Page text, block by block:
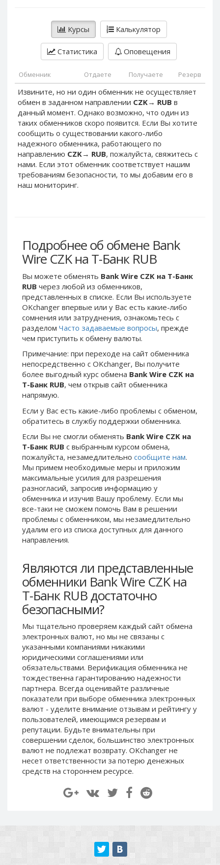
Курсы Калькулятор
Статистика Оповещения
Обменник Отдаете Получаете Резерв
Извините, но ни один обменник не осуществляет
обмен в заданном направлении CZK→ RUB в
данный момент. Однако возможно, что один из
таких обменников скоро появится. Если Вы хотите
сообщить о существовании какого-либо
надежного обменника, работающего по
направлению CZK→ RUB, пожалуйста, свяжитесь с
нами. Если этот обменник соответствует нашим
требованиям безопасности, то мы добавим его в
наш мониторинг.
Подробнее об обмене Bank
Wire CZK на Т-Банк RUB
Вы можете обменять Bank Wire CZK на Т-Банк
RUB через любой из обменников,
представленных в списке. Если Вы используете
OKchanger впервые или у Вас есть какие-либо
сомнения или затруднения, ознакомьтесь с
разделом Часто задаваемые вопросы, прежде
чем приступить к обмену валюты.
Примечание: при переходе на сайт обменника
непосредственно c OKchanger, Вы получите
более выгодный курс обмена Bank Wire CZK на
Т-Банк RUB, чем открыв сайт обменника
напрямую.
Если у Вас есть какие-либо проблемы с обменом,
обратитесь в службу поддержки обменника.
Если Вы не смогли обменять Bank Wire CZK на
Т-Банк RUB с выбранным курсом обмена,
пожалуйста, незамедлительно сообщите нам.
Мы примем необходимые меры и приложим
максимальные усилия для разрешения
разногласий, запросив информацию у
обменника и изучив Вашу проблему. Если мы
все-таки не сможем помочь Вам в решении
проблемы c обменником, мы незамедлительно
удалим его из списка доступных для данного
направления.
Являются ли представленные
обменники Bank Wire CZK на
Т-Банк RUB достаточно
безопасными?
Мы тщательно проверяем каждый сайт обмена
электронных валют, но мы не связаны c
указанными компаниями никакими
юридическими соглашениями или
обязательствами. Верификация обменника не
тождественна гарантированию надежности
партнера. Всегда оценивайте различные
показатели при выборе обменника электронных
валют - уделите внимание отзывам и рейтингу у
пользователей, имеющимся резервам и
репутации. Будьте внимательны при
совершении сделок, большинство электронных
валют не подлежат возврату. OKchanger не
несет ответственности за потерю денежных
средств на стороннем ресурсе.
PayPal NOK
PayPal PLN
PayPal SGD
PayPal SEK
PayPal CHF
PayPal MYR
Webmoney WMZ
Webmoney WMR
Webmoney WME
Webmoney WMU
Webmoney WMK
Skril USD
Skril EUR
Skril INR
Skril PLN
Skril GBP
Skril AUD
Skril NOK
Paxum USD
Paxum EUR
Epay USD
Phone Balance RUB
Phone Balance UAH
Phone Balance AMD
Neteller USD
Neteller EUR
Neteller INR
Neteller PLN
Neteller GBP
Neteller NOK
PaySera USD
PaySera EUR
PaySera PLN
AliPay CNY
UnionPay CNY
Paymer USD
Paymer RUB
Paymer UAH
Capitalist USD
Capitalist RUB
Capitalist EUR
Payoneer USD
Payoneer EUR
Revolut Binance USD
(BUSD)
Revolut USD
Piastrix EUR
PayPal NZD
PayPal NOK
PayPal PLN
PayPal SGD
PayPal SEK
PayPal CHF
PayPal MYR
Webmoney WMZ
Webmoney WMR
Webmoney WME
Webmoney WMU
Skril USD
Skril EUR
Skril INR
Skril GBP
Skril AUD
Skril NOK
Paxum USD
Paxum EUR
Epay USD
Phone Balance RUB
Phone Balance UAH
Phone Balance AMD
Neteller USD
Neteller EUR
Neteller INR
Neteller PLN
Neteller GBP
Neteller NOK
PaySera USD
PaySera EUR
PaySera PLN
UnionPay CNY
Paymer USD
Paymer RUB
Paymer UAH
Capitalist USD
Capitalist RUB
Capitalist EUR
Payoneer USD
Payoneer EUR
Revolut Binance USD
(BUSD)
Revolut EUR
Piastrix RUB